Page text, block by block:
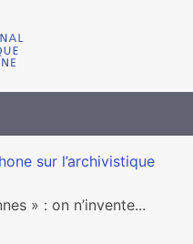
sur l’archivistique
» : on n’invente...